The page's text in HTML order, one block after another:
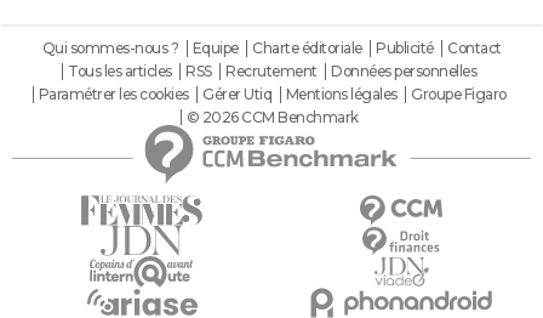
Qui sommes-nous ? Equipe Charte éditoriale Publicité
Contact
Tous les articles
RSS Recrutement
Données personnelles
Paramétrer les cookies
Gérer Utiq Mentions légales
Groupe Figaro
© 2026 CCM Benchmark